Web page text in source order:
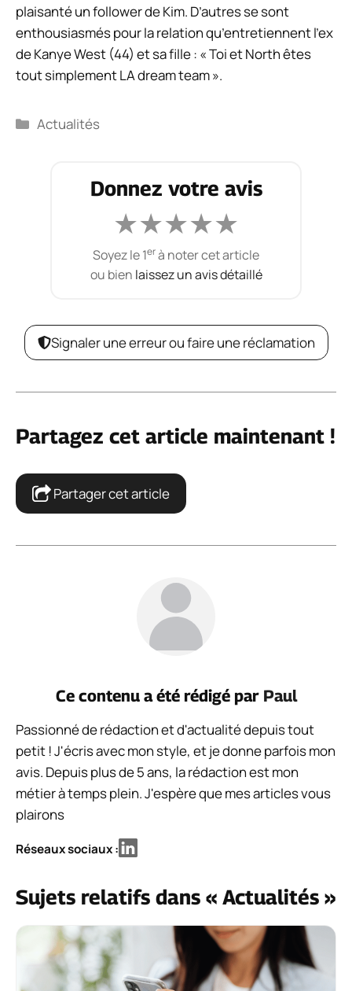
plaisanté un follower de Kim. D’autres se sont
enthousiasmés pour la relation qu’entretiennent l’ex
de Kanye West (44) et sa fille : « Toi et North êtes
tout simplement LA dream team ».
Catégories
Actualités
Donnez votre avis
★★★★★
Soyez le 1erà noter cet article
ou bien laissez un avis détaillé
Signaler une erreur ou faire une réclamation
Partagez cet article maintenant !
Partager cet article
Ce contenu a été rédigé par Paul
Passionné de rédaction et d'actualité depuis tout
petit ! J'écris avec mon style, et je donne parfois mon
avis. Depuis plus de 5 ans, la rédaction est mon
métier à temps plein. J'espère que mes articles vous
plairons
Réseaux sociaux :
Sujets relatifs dans « Actualités »